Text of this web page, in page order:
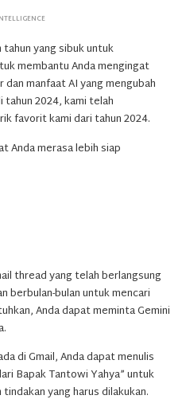
yang sibuk untuk
membantu Anda mengingat
manfaat AI yang mengubah
tahun 2024, kami telah
favorit kami dari tahun 2024.
Anda merasa lebih siap
thread yang telah berlangsung
berbulan-bulan untuk mencari
Anda dapat meminta Gemini
di Gmail, Anda dapat menulis
Bapak Tantowi Yahya” untuk
yang harus dilakukan.